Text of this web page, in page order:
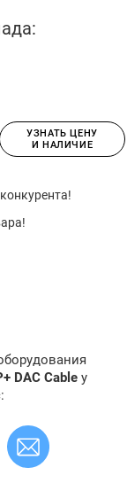
УЗНАТЬ ЦЕНУ
И НАЛИЧИЕ
DAC Cable у